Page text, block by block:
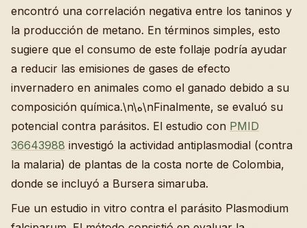
encontró una correlación negativa entre los taninos y
la producción de metano. En términos simples, esto
sugiere que el consumo de este follaje podría ayudar
a reducir las emisiones de gases de efecto
invernadero en animales como el ganado debido a su
composición química.\n\ه‌\nFinalmente, se evaluó su
potencial contra parásitos. El estudio con PMID
36643988 investigó la actividad antiplasmodial (contra
la malaria) de plantas de la costa norte de Colombia,
donde se incluyó a Bursera simaruba.
Fue un estudio in vitro contra el parásito Plasmodium